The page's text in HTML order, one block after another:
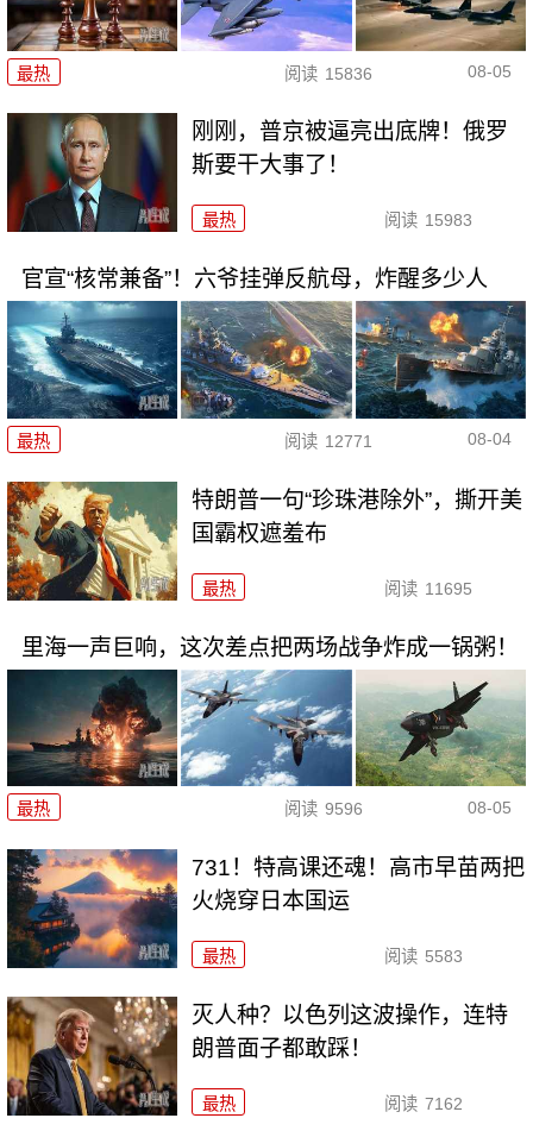
最热 阅读 15836 08-05
刚刚，普京被逼亮出底牌！俄罗
斯要干大事了！
最热 阅读 15983
官宣“核常兼备”！六爷挂弹反航母，炸醒多少人
最热 阅读 12771 08-04
特朗普一句“珍珠港除外”，撕开美
国霸权遮羞布
最热 阅读 11695
里海一声巨响，这次差点把两场战争炸成一锅粥！
最热 阅读 9596 08-05
731！特高课还魂！高市早苗两把
火烧穿日本国运
最热 阅读 5583
灭人种？以色列这波操作，连特
朗普面子都敢踩！
最热 阅读 7162